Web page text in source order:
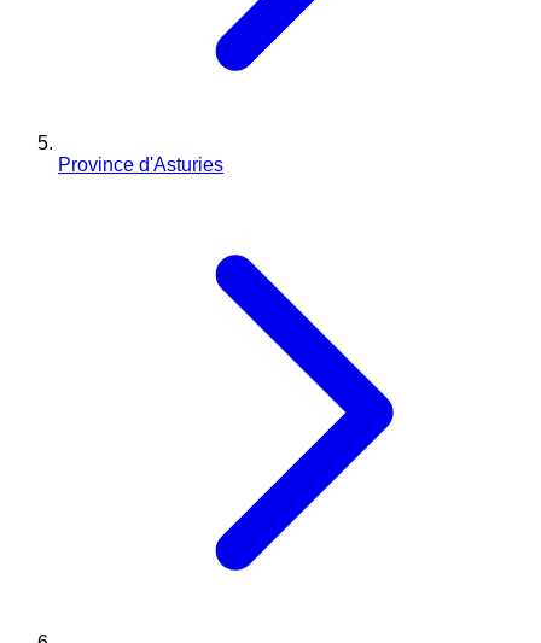
Province d'Asturies